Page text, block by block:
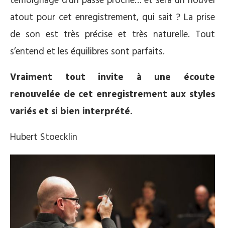
atout pour cet enregistrement, qui sait ? La prise
de son est très précise et très naturelle. Tout
s’entend et les équilibres sont parfaits.
Vraiment tout invite à une écoute
renouvelée de cet enregistrement aux styles
variés et si bien interprété.
Hubert Stoecklin